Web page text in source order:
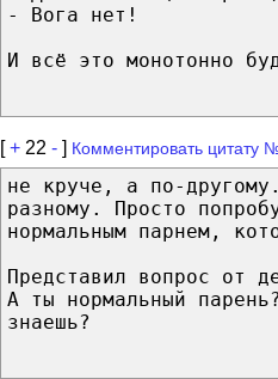
- Вога нет!
И всё это монотонно
[+ 22 - ] Комментировать цитату
не круче, а по-
разному. Просто
нормальным парнем,
Представил вопрос от
А ты нормальный
знаешь?